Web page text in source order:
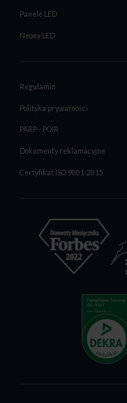
Panele LED
Neony LED
Regulamin
Polityka prywatności
PARP - POIR
Dokumenty reklamacyjne
Certyfikat ISO 9001:2015